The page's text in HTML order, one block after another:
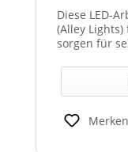
Diese LED-
(Alley Lights)
sorgen für
bei
Merken